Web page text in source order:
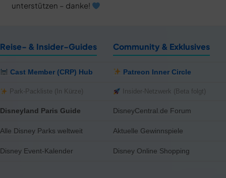
unterstützen – danke!
Reise- & Insider-Guides
Cast Member (CRP) Hub
Park-Packliste (In Kürze)
Disneyland Paris Guide
Alle Disney Parks weltweit
Disney Event-Kalender
Community & Exklusives
Patreon Inner Circle
Insider-Netzwerk (Beta folgt)
DisneyCentral.de Forum
Aktuelle Gewinnspiele
Disney Online Shopping